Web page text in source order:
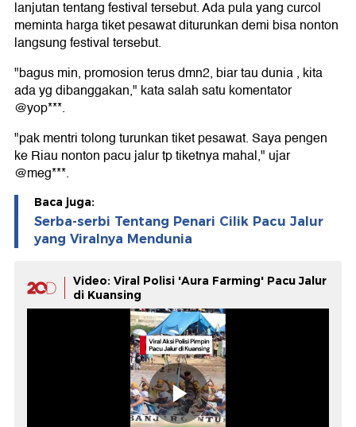
lanjutan tentang festival tersebut. Ada pula yang curcol
meminta harga tiket pesawat diturunkan demi bisa nonton
langsung festival tersebut.
"bagus min, promosion terus dmn2, biar tau dunia , kita
ada yg dibanggakan," kata salah satu komentator
@yop***.
"pak mentri tolong turunkan tiket pesawat. Saya pengen
ke Riau nonton pacu jalur tp tiketnya mahal," ujar
@meg***.
Baca juga:
Serba-serbi Tentang Penari Cilik Pacu Jalur
yang Viralnya Mendunia
Video: Viral Polisi 'Aura Farming' Pacu Jalur
di Kuansing